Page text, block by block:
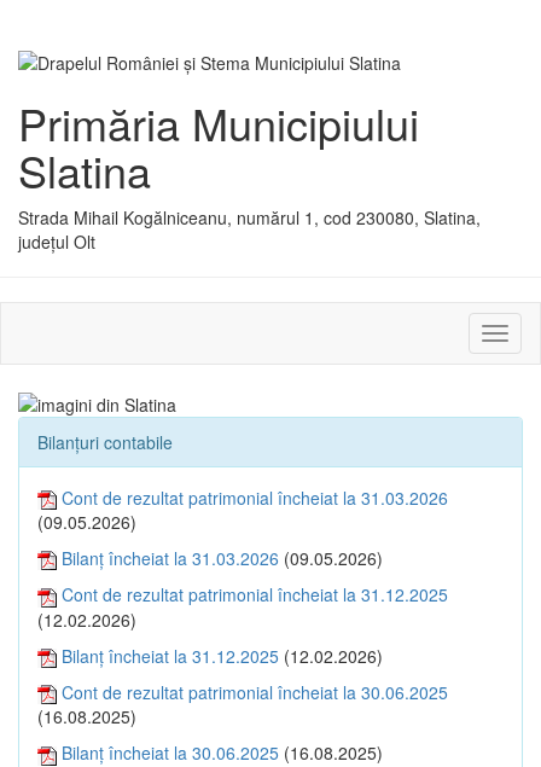
Primăria Municipiului
Slatina
Strada Mihail Kogălniceanu, numărul 1, cod 230080, Slatina,
județul Olt
sau
Bilanțuri contabile
Cont de rezultat patrimonial încheiat la 31.03.2026
(09.05.2026)
Bilanţ încheiat la 31.03.2026 (09.05.2026)
Cont de rezultat patrimonial încheiat la 31.12.2025
(12.02.2026)
Bilanţ încheiat la 31.12.2025 (12.02.2026)
Cont de rezultat patrimonial încheiat la 30.06.2025
(16.08.2025)
Bilanţ încheiat la 30.06.2025 (16.08.2025)